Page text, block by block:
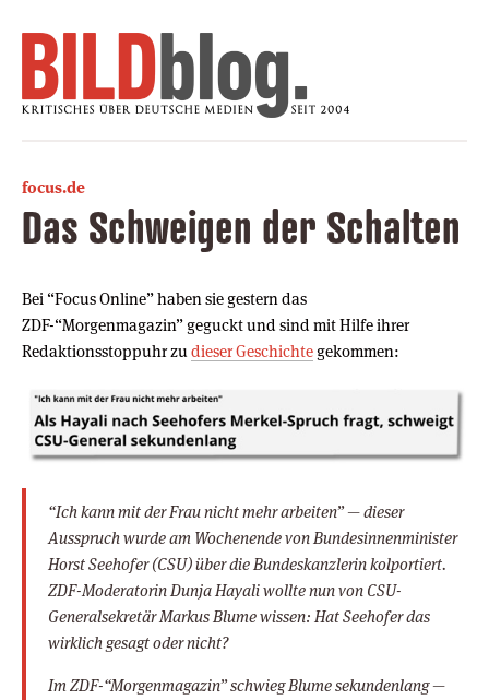
focus.de
Das Schweigen der Schalten
Bei “Focus Online” haben sie gestern das
ZDF-“Morgenmagazin” geguckt und sind mit Hilfe ihrer
Redaktionsstoppuhr zu dieser Geschichtegekommen:
“Ich kann mit der Frau nicht mehr arbeiten” — dieser
Ausspruch wurde am Wochenende von Bundesinnenminister
Horst Seehofer (CSU) über die Bundeskanzlerin kolportiert.
ZDF-Moderatorin Dunja Hayali wollte nun von CSU-
Generalsekretär Markus Blume wissen: Hat Seehofer das
wirklich gesagt oder nicht?
Im ZDF-“Morgenmagazin” schwieg Blume sekundenlang —